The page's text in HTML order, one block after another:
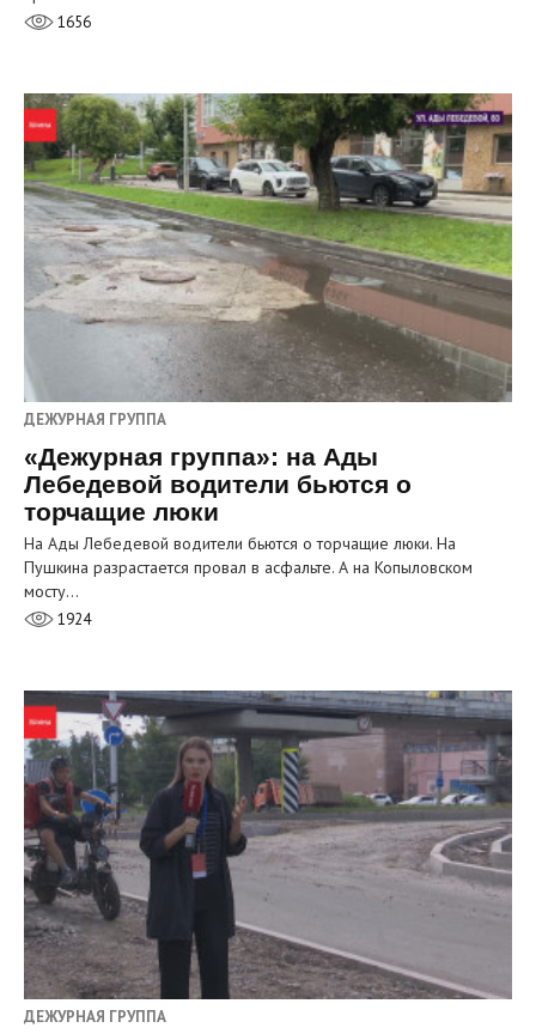
1656
ДЕЖУРНАЯ ГРУППА
«Дежурная группа»: на Ады
Лебедевой водители бьются о
торчащие люки
На Ады Лебедевой водители бьются о торчащие люки. На
Пушкина разрастается провал в асфальте. А на Копыловском
мосту…
1924
ДЕЖУРНАЯ ГРУППА